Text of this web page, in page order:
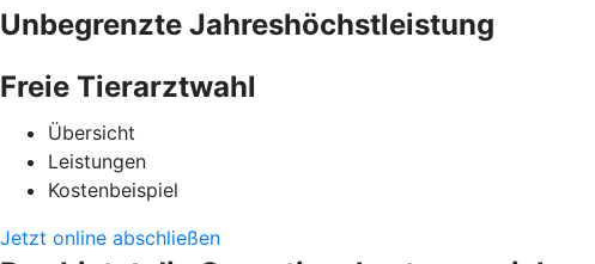
Unbegrenzte Jahreshöchstleistung
Freie Tierarztwahl
Übersicht
Leistungen
Kostenbeispiel
Jetzt online abschließen